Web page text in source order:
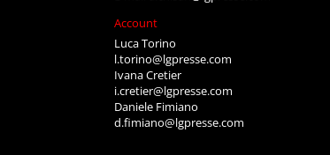
Account
Luca Torino
l.torino@lgpresse.com
Ivana Cretier
i.cretier@lgpresse.com
Daniele Fimiano
d.fimiano@lgpresse.com